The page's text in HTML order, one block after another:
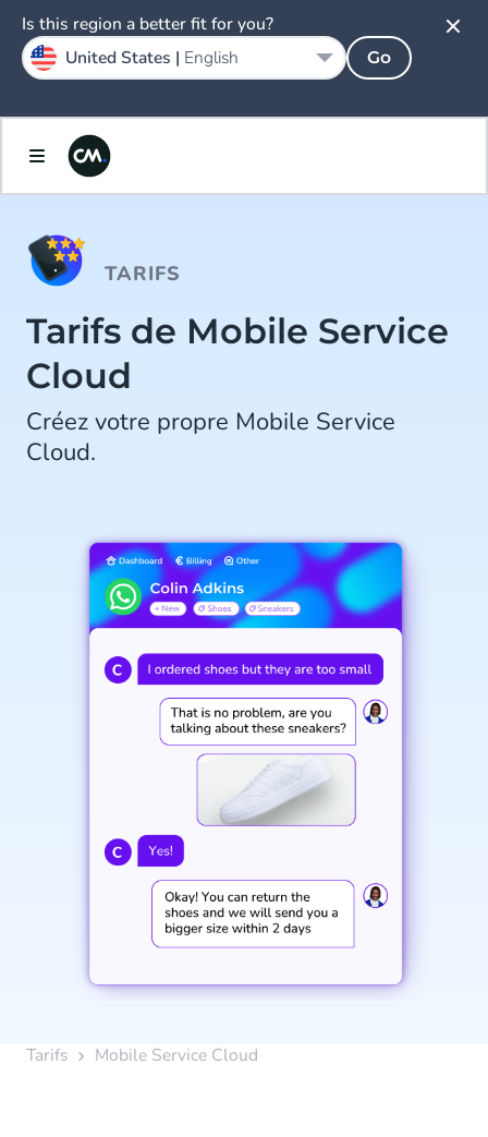
TARIFS
Tarifs de Mobile Service
Cloud
Créez votre propre Mobile Service
Cloud.
Tarifs Mobile Service Cloud
Is this region a better fit for you?
United States | English Go